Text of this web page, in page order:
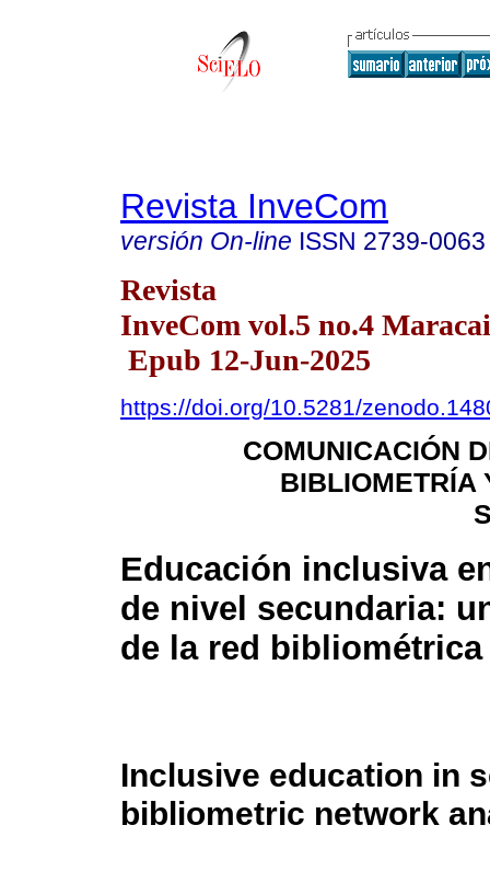
Revista InveCom
versión On-line ISSN 2739-0063
Revista
InveCom vol.5 no.4
Epub 12-Jun-2025
https://doi.org/10.5281/
COMUNICACIÓN
BIBLIOMETRÍA
Educación inclusiva
de nivel secundaria:
de la red bibliométrica
Inclusive education in
bibliometric network